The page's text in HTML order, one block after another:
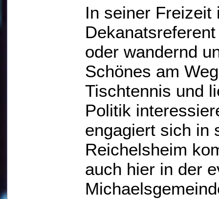
In seiner Freizeit
oder wandernd
Schönes am
Tischtennis und
Politik
engagiert sich in
Reichelsheim
auch hier in der